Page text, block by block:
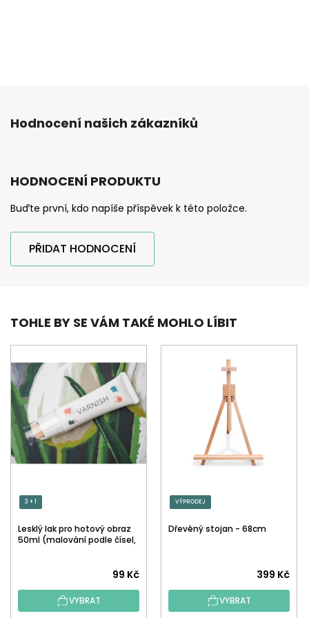
Hodnocení našich zákazníků
HODNOCENÍ PRODUKTU
Buďte první, kdo napíše příspěvek k této položce.
PŘIDAT HODNOCENÍ
TOHLE BY SE VÁM TAKÉ MOHLO LÍBIT
3 + 1
Lesklý lak pro hotový obraz
50ml (malování podle čísel,
hodnocení
produktu
99 Kč
VYBRAT
VÝPRODEJ
Dřevěný stojan - 68cm
399 Kč
VYBRAT